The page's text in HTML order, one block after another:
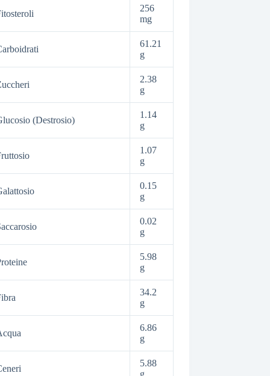
256
mg
61.21
g
2.38
g
(Destrosio)
1.14
g
1.07
g
0.15
g
0.02
g
5.98
g
34.2
g
6.86
g
5.88